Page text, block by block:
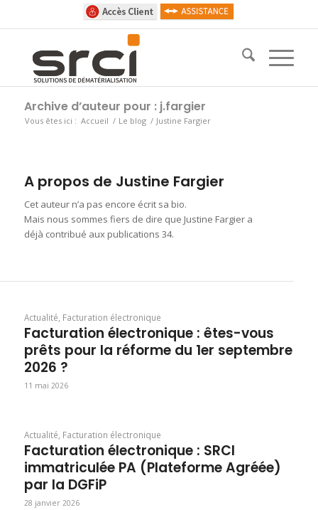
Archive d’auteur pour : j.fargier
Vous êtes ici : Accueil / Le blog / Justine Fargier
A propos de Justine Fargier
Cet auteur n’a pas encore écrit sa bio.
Mais nous sommes fiers de dire que Justine Fargiera
déjà contribué aux publications 34.
Actualité Facturation électronique
Facturation électronique : êtes-vous
prêts pour la réforme du 1er septembre
2026 ?
11 mai 2026
Actualité Facturation électronique
Facturation électronique : SRCI
immatriculée PA (Plateforme Agréée)
par la DGFiP
28 janvier 2026